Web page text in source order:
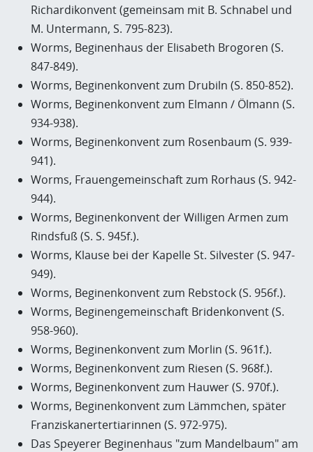
Richardikonvent (gemeinsam mit B. Schnabel und
M. Untermann, S. 795-823).
Worms, Beginenhaus der Elisabeth Brogoren (S.
847-849).
Worms, Beginenkonvent zum Drubiln (S. 850-852).
Worms, Beginenkonvent zum Elmann / Ölmann (S.
934-938).
Worms, Beginenkonvent zum Rosenbaum (S. 939-
941).
Worms, Frauengemeinschaft zum Rorhaus (S. 942-
944).
Worms, Beginenkonvent der Willigen Armen zum
Rindsfuß (S. S. 945f.).
Worms, Klause bei der Kapelle St. Silvester (S. 947-
949).
Worms, Beginenkonvent zum Rebstock (S. 956f.).
Worms, Beginengemeinschaft Bridenkonvent (S.
958-960).
Worms, Beginenkonvent zum Morlin (S. 961f.).
Worms, Beginenkonvent zum Riesen (S. 968f.).
Worms, Beginenkonvent zum Hauwer (S. 970f.).
Worms, Beginenkonvent zum Lämmchen, später
Franziskanertertiarinnen (S. 972-975).
Das Speyerer Beginenhaus "zum Mandelbaum" am